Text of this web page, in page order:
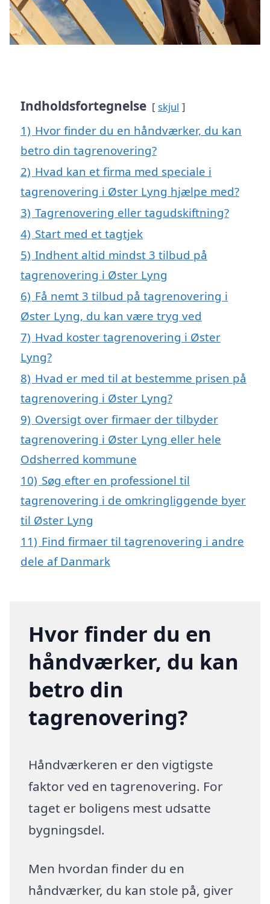
Indholdsfortegnelse skjul
1) Hvor finder du en håndværker, du kan
betro din tagrenovering?
2) Hvad kan et firma med speciale i
tagrenovering i Øster Lyng hjælpe med?
3) Tagrenovering eller tagudskiftning?
4) Start med et tagtjek
5) Indhent altid mindst 3 tilbud på
tagrenovering i Øster Lyng
6) Få nemt 3 tilbud på tagrenovering i
Øster Lyng, du kan være tryg ved
7) Hvad koster tagrenovering i Øster
Lyng?
8) Hvad er med til at bestemme prisen på
tagrenovering i Øster Lyng?
9) Oversigt over firmaer der tilbyder
tagrenovering i Øster Lyng eller hele
Odsherred kommune
10) Søg efter en professionel til
tagrenovering i de omkringliggende byer
til Øster Lyng
11) Find firmaer til tagrenovering i andre
dele af Danmark
Hvor finder du en
håndværker, du kan
betro din
tagrenovering?
Håndværkeren er den vigtigste
faktor ved en tagrenovering. For
taget er boligens mest udsatte
bygningsdel.
Men hvordan finder du en
håndværker, du kan stole på, giver